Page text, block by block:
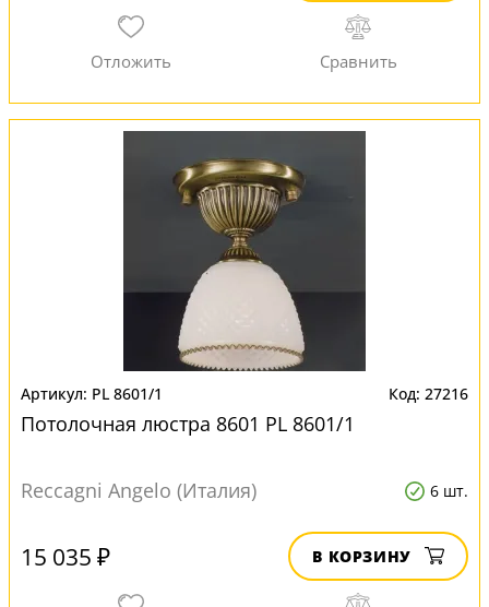
PL 8601/1 27216
Потолочная люстра 8601 PL 8601/1
Reccagni Angelo (Италия) 6 шт.
15 035 ₽ В КОРЗИНУ